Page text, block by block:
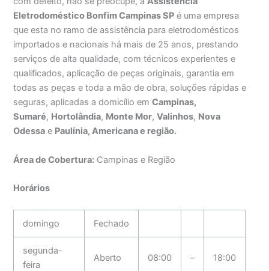
Eletrodoméstico Bonfim Campinas SP é uma empresa
que esta no ramo de assistência para eletrodomésticos
importados e nacionais há mais de 25 anos, prestando
serviços de alta qualidade, com técnicos experientes e
qualificados, aplicação de peças originais, garantia em
todas as peças e toda a mão de obra, soluções rápidas e
seguras, aplicadas a domicílio emCampinas,
Sumaré, Hortolândia, Monte Mor,Valinhos, Nova
Odessa e Paulínia, Americana e região.
Área de Cobertura: Campinas e Região
Horários
domingo Fechado
segunda-
feira
Aberto 08:00 – 18:00